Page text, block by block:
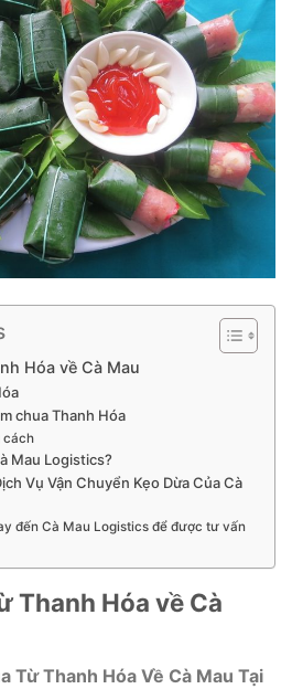
Hóa về Cà Mau
chua Thanh Hóa
cách
Mau Logistics?
Vụ Vận Chuyển Kẹo Dừa Của Cà
đến Cà Mau Logistics để được tư vấn
Thanh Hóa về Cà
Từ Thanh Hóa Về Cà Mau Tại